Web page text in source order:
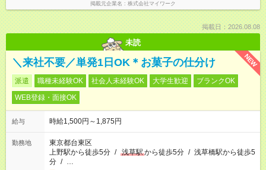
掲載元企業名 株式会社マイワーク
掲載日：2026.08.08
未読
NEW
＼来社不要／単発1日OK＊お菓子の仕分け
派遣 職種未経験OK 社会人未経験OK 大学生歓迎
ブランクOK
WEB登録・面接OK
給与 時給1,500円～1,875円
勤務地
東京都台東区
上野駅から徒歩5分 / 浅草駅から徒歩5分 / 浅草橋駅から徒歩5
分 / …